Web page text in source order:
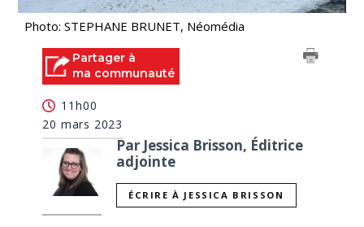
Photo: STEPHANE BRUNET, Néomédia
Partager à
ma communauté
11h00
20 mars 2023
Par Jessica Brisson, Éditrice
adjointe
ÉCRIRE À JESSICA BRISSON